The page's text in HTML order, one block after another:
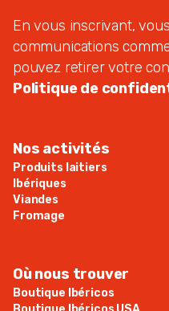
En vous inscrivant,
communications
pouvez retirer votre
Politique de
Nos activités
Produits laitiers
Ibériques
Viandes
Fromage
Où nous trouver
Boutique Ibéricos